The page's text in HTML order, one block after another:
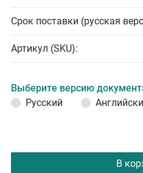
Срок поставки (русская
Артикул (SKU):
Выберите версию
Русский
В